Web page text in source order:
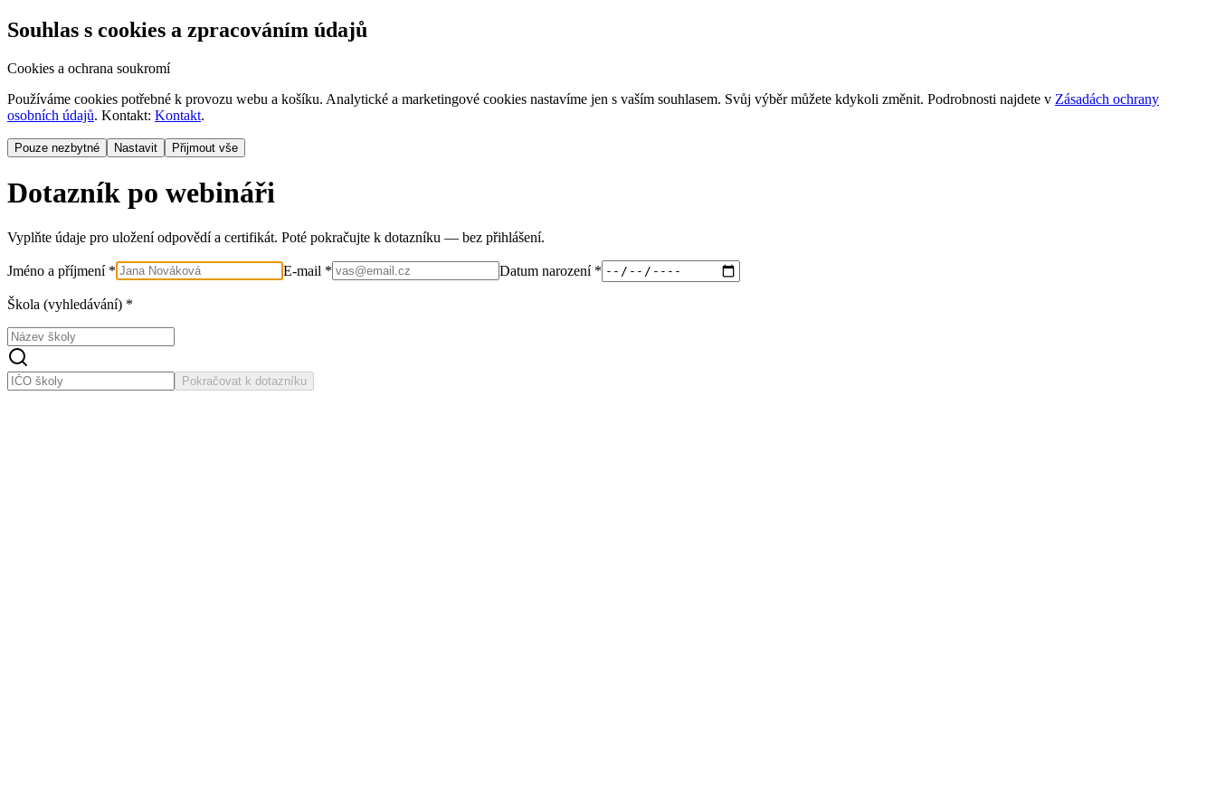
Souhlas s cookies a zpracováním údajů
Cookies a ochrana soukromí
Používáme cookies potřebné k provozu webu a košíku. Analytické a marketingové cookies nastavíme jen s vaším souhlasem. Svůj výběr můžete kdykoli změnit. Podrobnosti najdete v Zásadách ochrany
osobních údajů. Kontakt: Kontakt.
Pouze nezbytné Nastavit Přijmout vše
Dotazník po webináři
Vyplňte údaje pro uložení odpovědí a certifikát. Poté pokračujte k dotazníku — bez přihlášení.
Jméno a příjmení * E-mail * Datum narození *
Škola (vyhledávání) *
Pokračovat k dotazníku